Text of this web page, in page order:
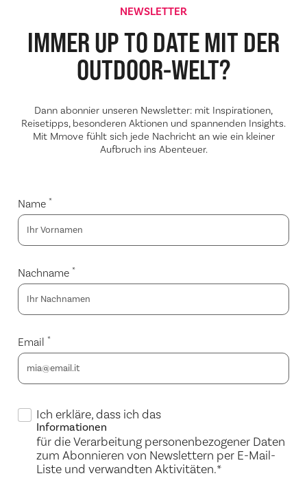
NEWSLETTER
IMMER UP TO DATE MIT DER
OUTDOOR-WELT?
Dann abonnier unseren Newsletter: mit Inspirationen,
Reisetipps, besonderen Aktionen und spannenden Insights.
Mit Mmove fühlt sich jede Nachricht an wie ein kleiner
Aufbruch ins Abenteuer.
Name *
Nachname *
Email *
Ich erkläre, dass ich das
Informationen
für die Verarbeitung personenbezogener Daten
zum Abonnieren von Newslettern per E-Mail-
Liste und verwandten Aktivitäten.*